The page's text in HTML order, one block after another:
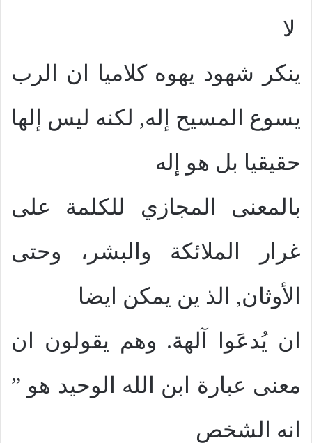
لا
ينكر شهود يهوه كلاميا ان الرب
يسوع المسيح إله, لكنه ليس إلها
حقيقيا بل هو إله
بالمعنى المجازي للكلمة على
غرار الملائكة والبشر، وحتى
الأوثان, الذ ين يمكن ايضا
ان يُدعَوا آلهة. وهم يقولون ان
معنى عبارة ابن الله الوحيد هو ”
انه الشخص